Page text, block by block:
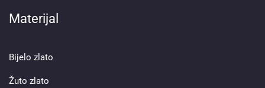
Materijal
Bijelo zlato
Žuto zlato